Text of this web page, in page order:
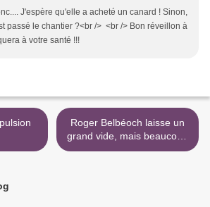
J'espère qu'elle a acheté un canard ! Sinon,
passé le chantier ?<br /> <br /> Bon réveillon à
à votre santé !!!
Roger Belbéoch laisse un
grand vide, mais beaucoup
de traces... >